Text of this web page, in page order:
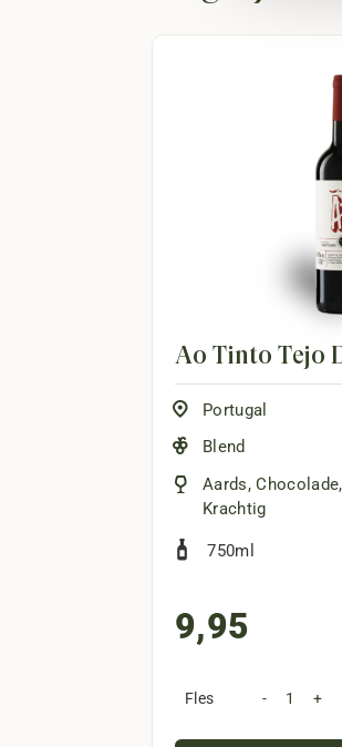
De geschiedenis van de
Trovisca een van de
Uitblinkers in
rijke Vintage, elke port
Onze Favorieten
Quinta da Trovisca
of digestief.
Quinta da
Quinta da
robuuste, fruitige
Quinta Da
Vintage en
Ben je benieuwd naar
en duurzaamheid
Ão Tinto Tejo
Portugal
Blend
Aards,Chocolade,
Krachtig
750ml
9,95
Fles - +